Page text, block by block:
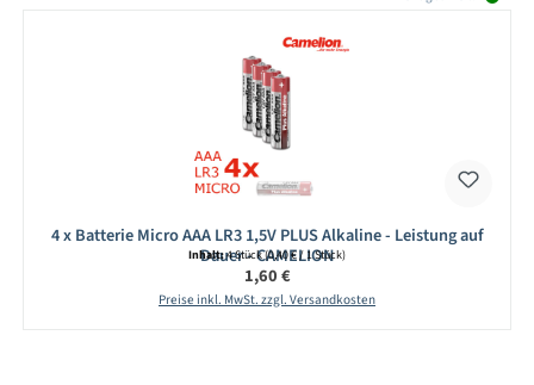
4 x Batterie Micro AAA LR3 1,5V PLUS Alkaline - Leistung auf
Dauer - CAMELION
Inhalt:4 Stück(0,40 € / 1 Stück)
Regulärer Preis:
1,60 €
Preise inkl. MwSt. zzgl. Versandkosten